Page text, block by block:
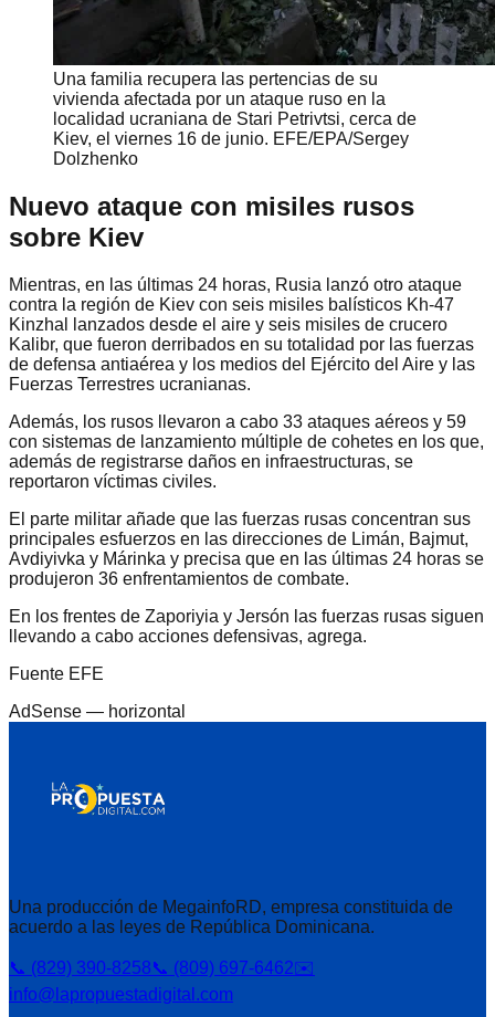
Una familia recupera las pertencias de su
vivienda afectada por un ataque ruso en la
localidad ucraniana de Stari Petrivtsi, cerca de
Kiev, el viernes 16 de junio. EFE/EPA/Sergey
Dolzhenko
Nuevo ataque con misiles rusos
sobre Kiev
Mientras, en las últimas 24 horas, Rusia lanzó otro ataque
contra la región de Kiev con seis misiles balísticos Kh-47
Kinzhal lanzados desde el aire y seis misiles de crucero
Kalibr, que fueron derribados en su totalidad por las fuerzas
de defensa antiaérea y los medios del Ejército del Aire y las
Fuerzas Terrestres ucranianas.
Además, los rusos llevaron a cabo 33 ataques aéreos y 59
con sistemas de lanzamiento múltiple de cohetes en los que,
además de registrarse daños en infraestructuras, se
reportaron víctimas civiles.
El parte militar añade que las fuerzas rusas concentran sus
principales esfuerzos en las direcciones de Limán, Bajmut,
Avdiyivka y Márinka y precisa que en las últimas 24 horas se
produjeron 36 enfrentamientos de combate.
En los frentes de Zaporiyia y Jersón las fuerzas rusas siguen
llevando a cabo acciones defensivas, agrega.
Fuente EFE
AdSense — horizontal
Una producción de MegainfoRD, empresa constituida de
acuerdo a las leyes de República Dominicana.
📞 (829) 390-8258📞 (809) 697-6462✉️
info@lapropuestadigital.com